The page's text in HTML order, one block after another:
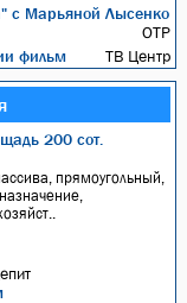
с Марьяной Лысенко
ОТР
фильм ТВ Центр
200 сот.
прямоугольный,